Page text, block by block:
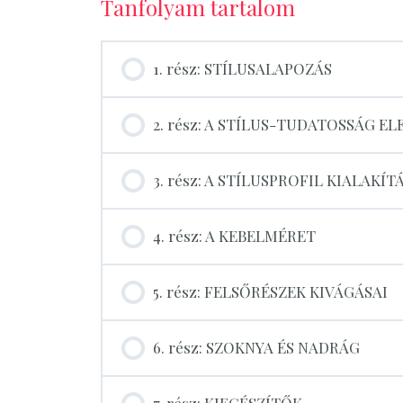
Tanfolyam tartalom
1. rész: STÍLUSALAPOZÁS
2. rész: A STÍLUS-TUDATOSSÁG
3. rész: A STÍLUSPROFIL
4. rész: A KEBELMÉRET
5. rész: FELSŐRÉSZEK KIVÁGÁSAI
6. rész: SZOKNYA ÉS NADRÁG